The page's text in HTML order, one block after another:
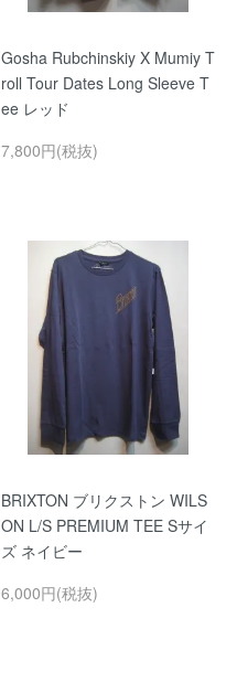
Gosha Rubchinskiy X Mumiy T
roll Tour Dates Long Sleeve T
ee レッド
7,800円(税抜)
BRIXTON ブリクストン WILS
ON L/S PREMIUM TEE Sサイ
ズ ネイビー
6,000円(税抜)